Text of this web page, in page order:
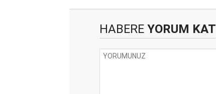
HABERE YORUM KAT